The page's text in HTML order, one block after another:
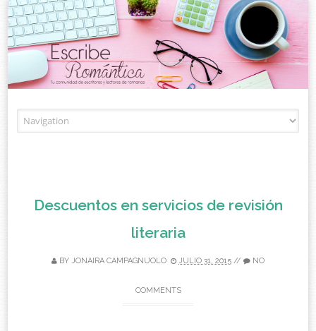
Descuentos en servicios de revisión
literaria
BY JONAIRA CAMPAGNUOLO JULIO 31, 2015 // NO
COMMENTS